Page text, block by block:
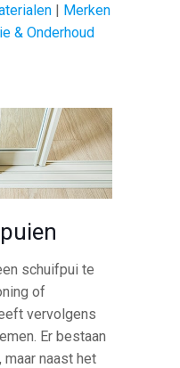
| Merken
& Onderhoud
schuifpui te
of
vervolgens
Er bestaan
naast het